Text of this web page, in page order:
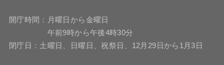
開庁時間：月曜日から金曜日
午前9時から午後4時30分
閉庁日：土曜日、日曜日、祝祭日、12月29日から1月3日